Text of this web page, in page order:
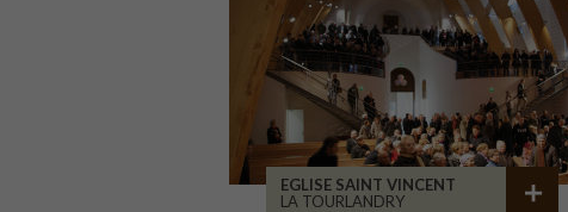
EGLISE SAINT VINCENT
LA TOURLANDRY